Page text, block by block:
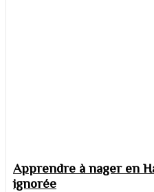
Apprendre à nager en
ignorée